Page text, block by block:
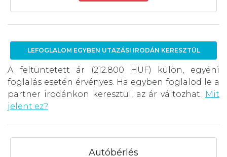
LEFOGLALOM EGYBEN UTAZÁSI IRODÁN KERESZTÜL
A feltüntetett ár (212.800 HUF) külön, egyéni
foglalás esetén érvényes. Ha egyben foglalod le a
partner irodánkon keresztül, az ár változhat.
Mit
jelent ez?
Autóbérlés